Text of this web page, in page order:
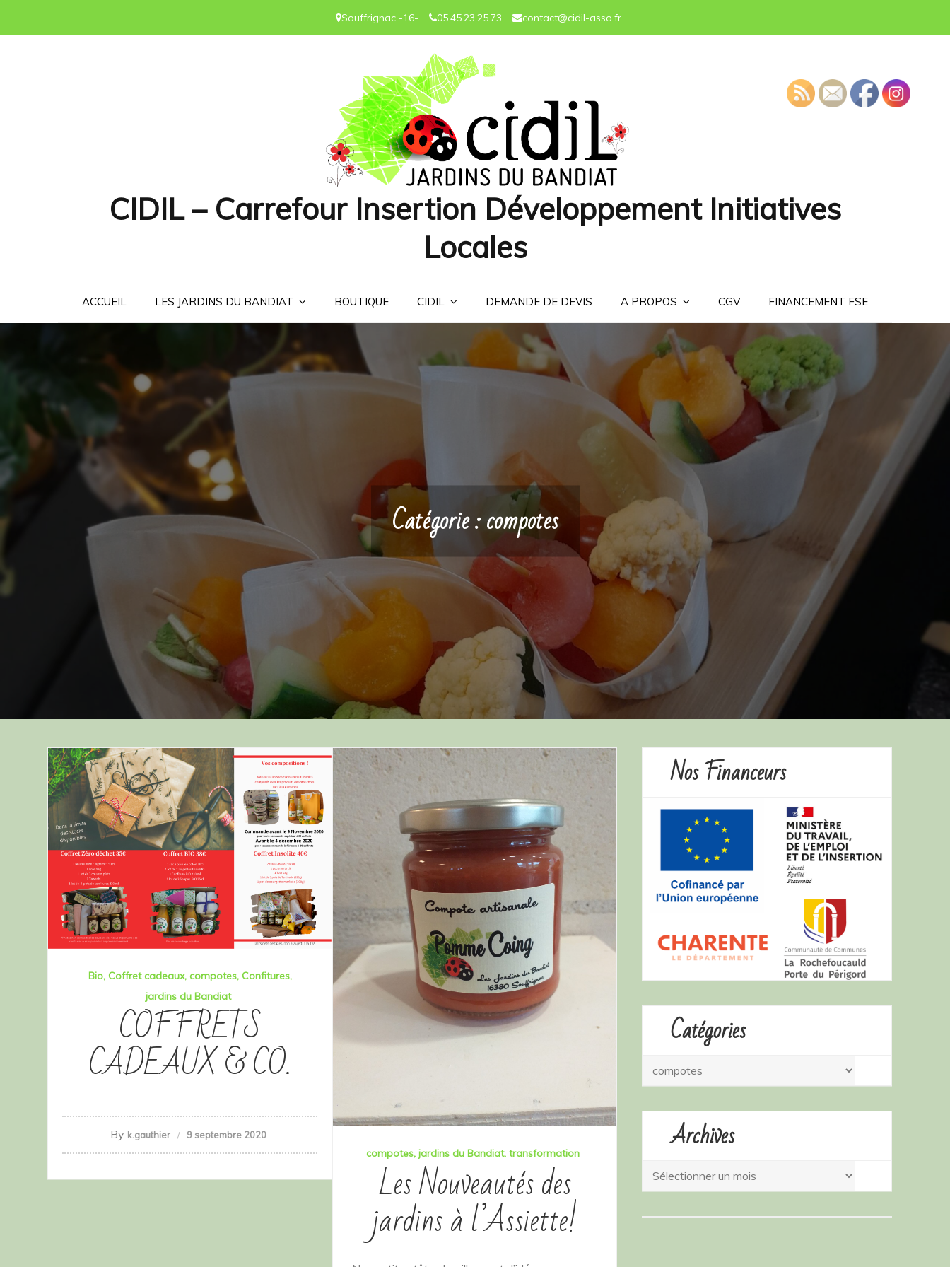
Souffrignac -16- 05.45.23.25.73 contact@cidil-asso.fr
CIDIL – Carrefour Insertion Développement Initiatives
Locales
ACCUEIL LES JARDINS DU BANDIAT BOUTIQUE CIDIL DEMANDE DE DEVIS A PROPOS CGV FINANCEMENT FSE
Catégorie :compotes
Bio Coffret cadeaux compotes Confitures
jardins du Bandiat
COFFRETS
CADEAUX & CO.
By k.gauthier 9 septembre 2020
compotes jardins du Bandiat transformation
Les Nouveautés des
jardins à l’Assiette!
Nos Financeurs
Catégories
Catégories
Archives
Archives